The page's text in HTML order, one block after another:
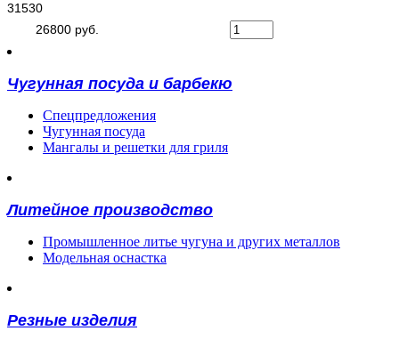
31530
26800 руб.
Чугунная посуда и барбекю
Спецпредложения
Чугунная посуда
Мангалы и решетки для гриля
Литейное производство
Промышленное литье чугуна и других металлов
Модельная оснастка
Резные изделия